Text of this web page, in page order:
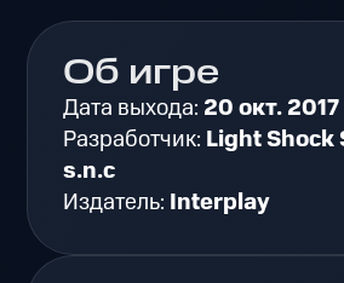
Об игре
Дата выхода: 20 окт. 2017
Разработчик: Light Shock
s.n.c
Издатель: Interplay